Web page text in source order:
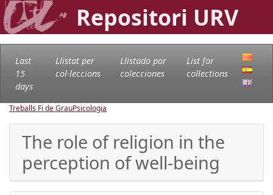
Repositori URV
Last
15
days
Llistat per
col·leccions
Llistado por
colecciones
List for
collections
Treballs Fi de GrauPsicologia
The role of religion in the
perception of well-being